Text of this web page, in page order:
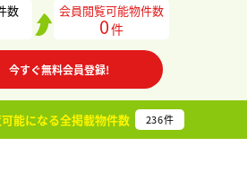
数 会員閲覧可能物件数
0件
今すぐ無料会員登録!
能になる全掲載物件数 236件